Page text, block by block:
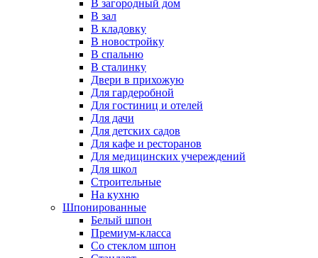
В загородный дом
В зал
В кладовку
В новостройку
В спальню
В сталинку
Двери в прихожую
Для гардеробной
Для гостиниц и отелей
Для дачи
Для детских садов
Для кафе и ресторанов
Для медицинских учереждений
Для школ
Строительные
На кухню
Шпонированные
Белый шпон
Премиум-класса
Со стеклом шпон